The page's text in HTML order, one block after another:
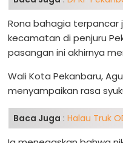
Rona bahagia terpancar
kecamatan di penjuru
pasangan ini akhirnya
Wali Kota Pekanbaru,
menyampaikan rasa
Baca Juga : Halau Truk